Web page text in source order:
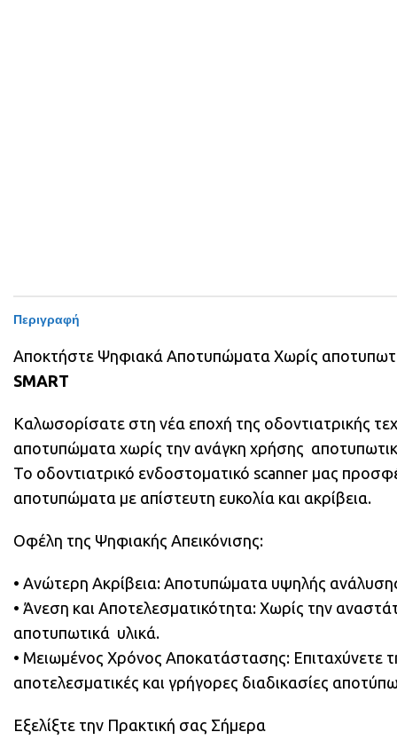
Περιγραφή
Αποκτήστε Ψηφιακά Αποτυπώματα Χωρίς
SMART
Καλωσορίσατε στη νέα εποχή της οδοντιατρικής
αποτυπώματα χωρίς την ανάγκη χρήσης
Το οδοντιατρικό ενδοστοματικό scanner μας
αποτυπώματα με απίστευτη ευκολία και ακρίβεια.
Οφέλη της Ψηφιακής Απεικόνισης:
• Ανώτερη Ακρίβεια: Αποτυπώματα υψηλής ανάλυσης
• Άνεση και Αποτελεσματικότητα: Χωρίς την
αποτυπωτικά υλικά.
• Μειωμένος Χρόνος Αποκατάστασης: Επιταχύνετε
αποτελεσματικές και γρήγορες διαδικασίες
Εξελίξτε την Πρακτική σας Σήμερα